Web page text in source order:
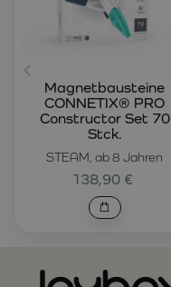
STEAM, ab 8 Jahren
Magnetbausteine
CONNETIX® PRO
Constructor Set 70
Stck.
138,90 €